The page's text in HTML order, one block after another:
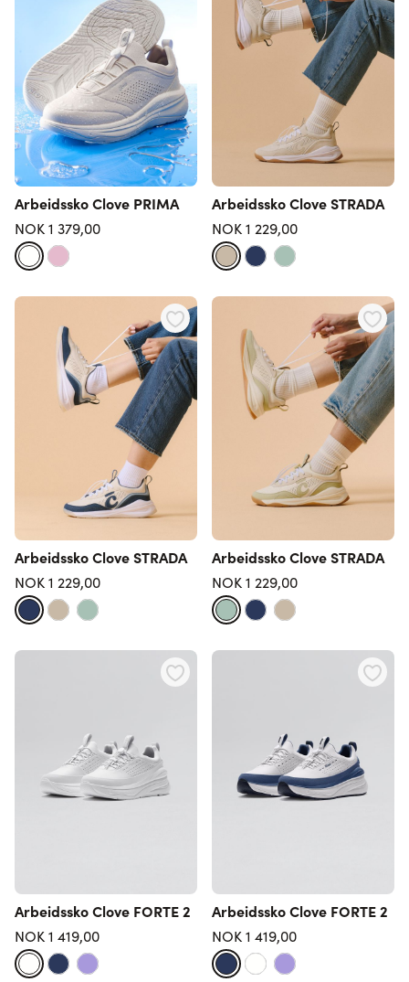
Arbeidssko Clove PRIMA
NOK 1 379,00
Arbeidssko Clove STRADA
NOK 1 229,00
Arbeidssko Clove STRADA
NOK 1 229,00
Arbeidssko Clove STRADA
NOK 1 229,00
Arbeidssko Clove FORTE 2
NOK 1 419,00
Arbeidssko Clove FORTE 2
NOK 1 419,00